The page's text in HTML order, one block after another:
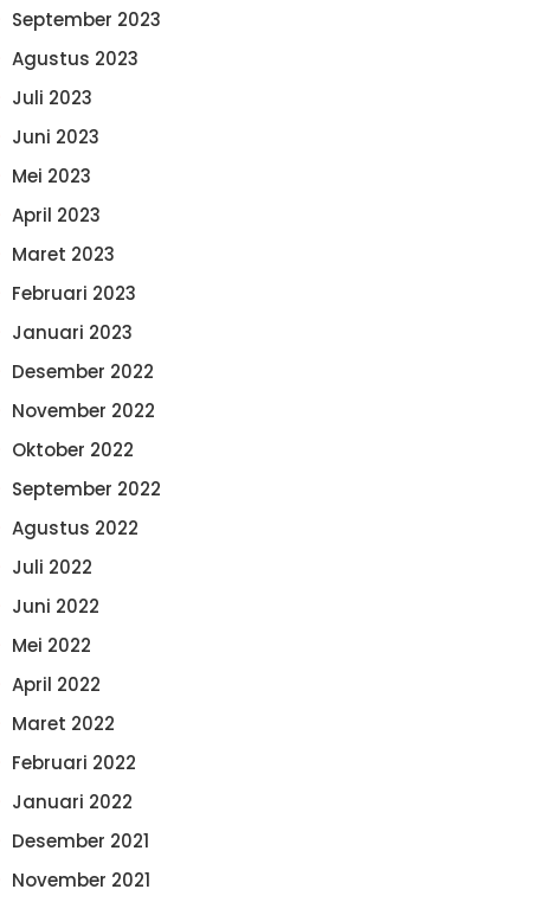
September 2023
Agustus 2023
Juli 2023
Juni 2023
Mei 2023
April 2023
Maret 2023
Februari 2023
Januari 2023
Desember 2022
November 2022
Oktober 2022
September 2022
Agustus 2022
Juli 2022
Juni 2022
Mei 2022
April 2022
Maret 2022
Februari 2022
Januari 2022
Desember 2021
November 2021